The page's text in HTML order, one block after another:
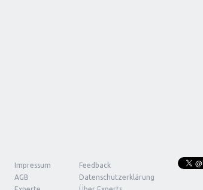
Impressum
Feedback
AGB
Datenschutzerklärung